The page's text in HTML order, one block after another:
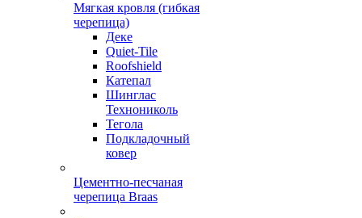
Мягкая кровля (гибкая
черепица)
Деке
Quiet-Tile
Roofshield
Катепал
Шинглас
Технониколь
Тегола
Подкладочный
ковер
Цементно-песчаная
черепица Braas